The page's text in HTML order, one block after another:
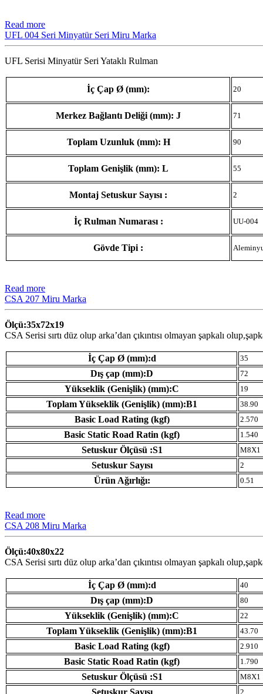
Read more
UFL 004 Seri Minyatür Seri Miru Marka
UFL Serisi Minyatür Seri Yataklı Rulman
İç Çap Ø (mm): 20
Merkez Bağlantı Deliği (mm): J 71
Toplam Uzunluk (mm): H 90
Toplam Genişlik (mm): L 55
Montaj Setuskur Sayısı : 2
İç Rulman Numarası : UU-004
Gövde Tipi :
Read more
CSA 207 Miru Marka
Ölçü:35x72x19
CSA Serisi sırtı düz olup arka’dan çıkıntısı olmayan şapkalı
İç Çap Ø (mm):d 35
Dış çap (mm):D 72
Yükseklik (Genişlik) (mm):C 19
Toplam Yükseklik (Genişlik) (mm):B1 38.90
Basic Load Rating (kgf) 2.570
Basic Static Road Ratin (kgf) 1.540
Setuskur Ölçüsü :S1 M8X1
Setuskur Sayısı 2
Ürün Ağırlığı: 0.51
Read more
CSA 208 Miru Marka
Ölçü:40x80x22
CSA Serisi sırtı düz olup arka’dan çıkıntısı olmayan şapkalı
İç Çap Ø (mm):d 40
Dış çap (mm):D 80
Yükseklik (Genişlik) (mm):C 22
Toplam Yükseklik (Genişlik) (mm):B1 43.70
Basic Load Rating (kgf) 2.910
Basic Static Road Ratin (kgf) 1.790
Setuskur Ölçüsü :S1 M8X1
Setuskur Sayısı 2